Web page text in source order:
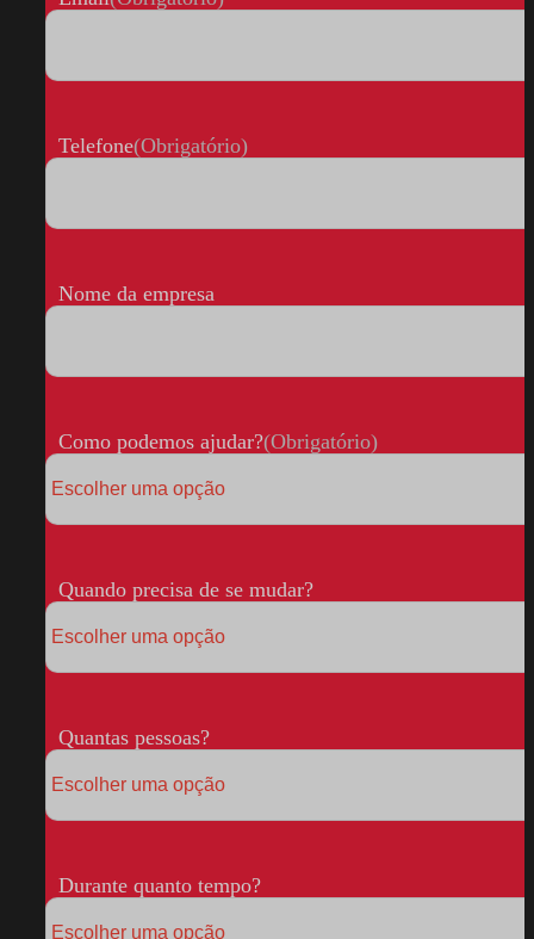
Telefone(Obrigatório)
Nome da empresa
Como podemos ajudar?(Obrigatório)
Quando precisa de se mudar?
Quantas pessoas?
Durante quanto tempo?